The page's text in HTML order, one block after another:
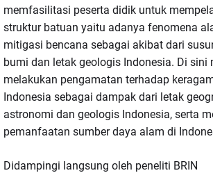
memfasilitasi peserta didik untuk
struktur batuan yaitu adanya fenomena
mitigasi bencana sebagai akibat dari
bumi dan letak geologis Indonesia. Di sini
melakukan pengamatan terhadap
Indonesia sebagai dampak dari letak
astronomi dan geologis Indonesia, serta
pemanfaatan sumber daya alam di
Didampingi langsung oleh peneliti BRIN